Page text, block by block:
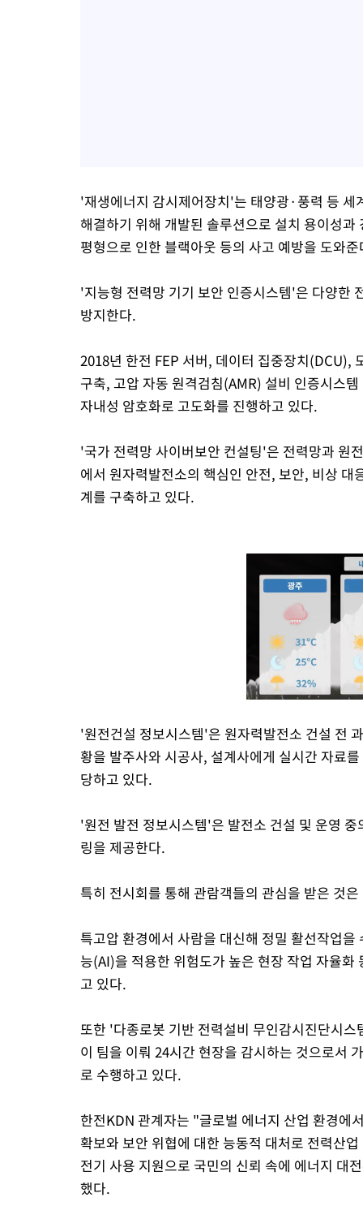
'재생에너지 감시제어장치'는 태양광·풍력 등
해결하기 위해 개발된 솔루션으로 설치 용이성
평형으로 인한 블랙아웃 등의 사고 예방을 도와
'지능형 전력망 기기 보안 인증시스템'은 다양한
방지한다.
2018년 한전 FEP 서버, 데이터 집중장치(DCU),
구축, 고압 자동 원격검침(AMR) 설비 인증시스
자내성 암호화로 고도화를 진행하고 있다.
'국가 전력망 사이버보안 컨설팅'은 전력망과 원
에서 원자력발전소의 핵심인 안전, 보안, 비상
계를 구축하고 있다.
'원전건설 정보시스템'은 원자력발전소 건설 전
황을 발주사와 시공사, 설계사에게 실시간 자료
당하고 있다.
'원전 발전 정보시스템'은 발전소 건설 및 운영
링을 제공한다.
특히 전시회를 통해 관람객들의 관심을 받은 것
특고압 환경에서 사람을 대신해 정밀 활선작업
능(AI)을 적용한 위험도가 높은 현장 작업 자율
고 있다.
또한 '다종로봇 기반 전력설비 무인감시진단시
이 팀을 이뤄 24시간 현장을 감시하는 것으로서
로 수행하고 있다.
한전KDN 관계자는 "글로벌 에너지 산업 환경에
확보와 보안 위협에 대한 능동적 대처로 전력산
전기 사용 지원으로 국민의 신뢰 속에 에너지 대
했다.